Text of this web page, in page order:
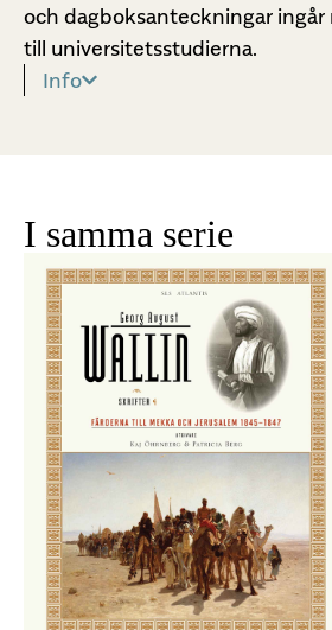
och dagboksanteckningar ingår
till universitetsstudierna.
Info
I samma serie